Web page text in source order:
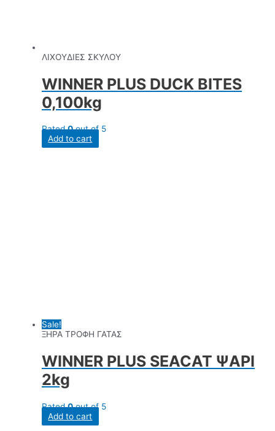
ΛΙΧΟΥΔΙΕΣ ΣΚΥΛΟΥ
WINNER PLUS DUCK BITES
0,100kg
Rated0out of 5
Add to cart
Sale!
ΞΗΡΑ ΤΡΟΦΗ ΓΑΤΑΣ
WINNER PLUS SEACAT ΨΑΡΙ
2kg
Rated0out of 5
Add to cart